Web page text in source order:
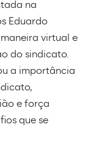
na
Eduardo
virtual e
do sindicato.
a importância
e força
que se